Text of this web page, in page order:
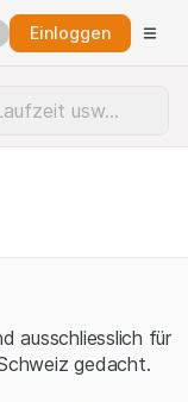
Einloggen
ausschliesslich für
gedacht.